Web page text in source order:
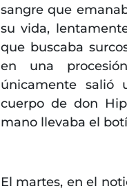
sangre que
su vida,
que buscaba
en una
únicamente salió
cuerpo de don
mano llevaba el
El martes, en el